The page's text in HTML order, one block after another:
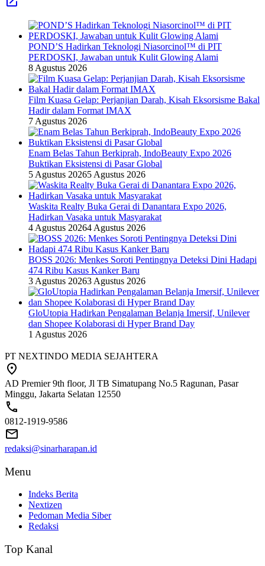
POND’S Hadirkan Teknologi Niasorcinol™ di PIT
PERDOSKI, Jawaban untuk Kulit Glowing Alami
8 Agustus 2026
Film Kuasa Gelap: Perjanjian Darah, Kisah Eksorsisme Bakal
Hadir dalam Format IMAX
7 Agustus 2026
Enam Belas Tahun Berkiprah, IndoBeauty Expo 2026
Buktikan Eksistensi di Pasar Global
5 Agustus 20265 Agustus 2026
Waskita Realty Buka Gerai di Danantara Expo 2026,
Hadirkan Vasaka untuk Masyarakat
4 Agustus 20264 Agustus 2026
BOSS 2026: Menkes Soroti Pentingnya Deteksi Dini Hadapi
474 Ribu Kasus Kanker Baru
3 Agustus 20263 Agustus 2026
GloUtopia Hadirkan Pengalaman Belanja Imersif, Unilever
dan Shopee Kolaborasi di Hyper Brand Day
1 Agustus 2026
PT NEXTINDO MEDIA SEJAHTERA
AD Premier 9th floor, Jl TB Simatupang No.5 Ragunan, Pasar
Minggu, Jakarta Selatan 12550
0812-1919-9586
redaksi@sinarharapan.id
Menu
Indeks Berita
Nextizen
Pedoman Media Siber
Redaksi
Top Kanal